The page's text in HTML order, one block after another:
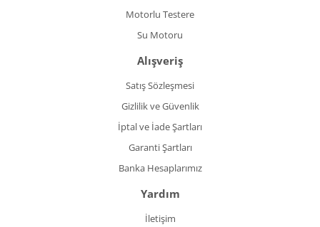
Motorlu Testere
Su Motoru
Alışveriş
Satış Sözleşmesi
Gizlilik ve Güvenlik
İptal ve İade Şartları
Garanti Şartları
Banka Hesaplarımız
Yardım
İletişim